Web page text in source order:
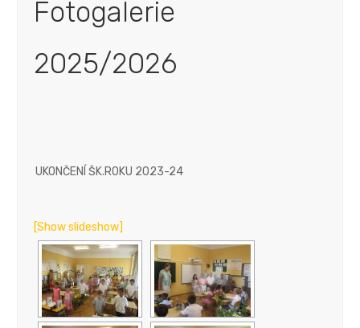
Fotogalerie
2025/2026
UKONČENÍ ŠK.ROKU 2023-24
[Show slideshow]